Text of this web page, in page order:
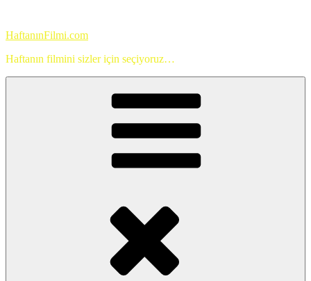
HaftanınFilmi.com
Haftanın filmini sizler için seçiyoruz…